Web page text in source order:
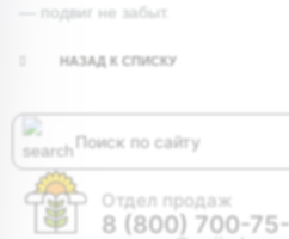
— подвиг не забыт.
НАЗАД К СПИСКУ
Отдел продаж
8 (800) 700-